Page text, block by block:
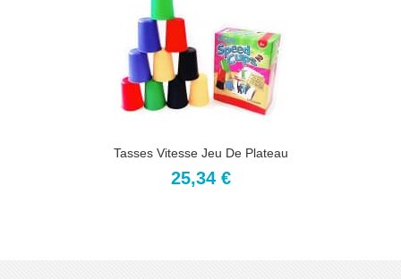
Tasses Vitesse Jeu De Plateau
25,34 €